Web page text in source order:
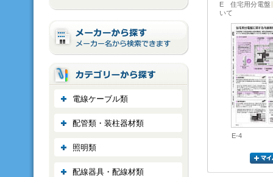
E 住宅用分電盤
いて
E-4
電線ケーブル類
配管類・装柱器材類
照明類
配線器具・配線材類